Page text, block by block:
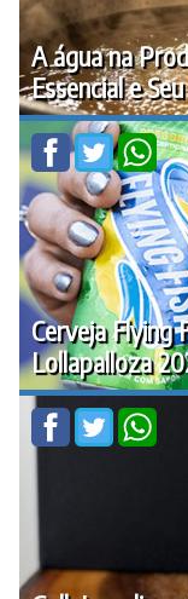
A água na
Essencial e
Cerveja Flying
Lollapalloza